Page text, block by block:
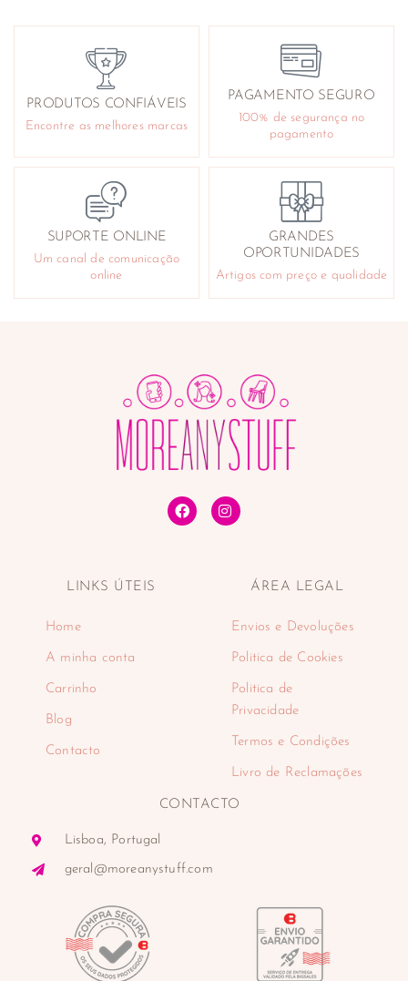
PRODUTOS CONFIÁVEIS
Encontre as melhores marcas
PAGAMENTO SEGURO
100% de segurança no
pagamento
SUPORTE ONLINE
Um canal de comunicação
online
GRANDES
OPORTUNIDADES
Artigos com preço e qualidade
LINKS ÚTEIS
Home
A minha conta
Carrinho
Blog
Contacto
ÁREA LEGAL
Envios e Devoluções
Politica de Cookies
Politica de
Privacidade
Termos e Condições
Livro de Reclamações
CONTACTO
Lisboa, Portugal
geral@moreanystuff.com